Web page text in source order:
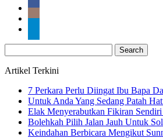
for:
Artikel Terkini
7 Perkara Perlu Diingat Ibu Bapa
Untuk Anda Yang Sedang Patah
Elak Menyerabutkan Fikiran
Bolehkah Pilih Jalan Jauh Untuk
Keindahan Berbicara Mengikut